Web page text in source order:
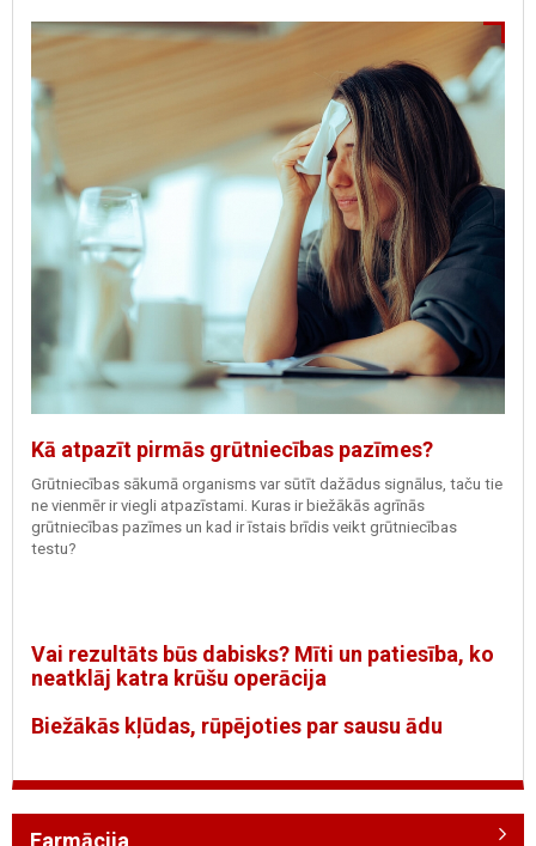
Kā atpazīt pirmās grūtniecības pazīmes?
Grūtniecības sākumā organisms var sūtīt dažādus signālus, taču tie
ne vienmēr ir viegli atpazīstami. Kuras ir biežākās agrīnās
grūtniecības pazīmes un kad ir īstais brīdis veikt grūtniecības
testu?
Vai rezultāts būs dabisks? Mīti un patiesība, ko
neatklāj katra krūšu operācija
Biežākās kļūdas, rūpējoties par sausu ādu
Farmācija